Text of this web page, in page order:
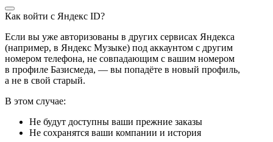
Как войти с Яндекс ID?
Если вы уже авторизованы в других сервисах Яндекса
(например, в Яндекс Музыке) под аккаунтом с другим
номером телефона, не совпадающим с вашим номером
в профиле Базисмеда, — вы попадёте в новый профиль,
а не в свой старый.
В этом случае:
Не будут доступны ваши прежние заказы
Не сохранятся ваши компании и история